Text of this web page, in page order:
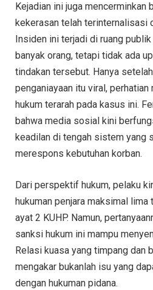
Kejadian ini juga mencerminkan
kekerasan telah terinternalisasi
Insiden ini terjadi di ruang
banyak orang, tetapi tidak ada
tindakan tersebut. Hanya
penganiayaan itu viral, perhatian
hukum terarah pada kasus ini.
bahwa media sosial kini
keadilan di tengah sistem yang
merespons kebutuhan korban.
Dari perspektif hukum, pelaku
hukuman penjara maksimal
ayat 2 KUHP. Namun,
sanksi hukum ini mampu
Relasi kuasa yang timpang dan
mengakar bukanlah isu yang
dengan hukuman pidana.